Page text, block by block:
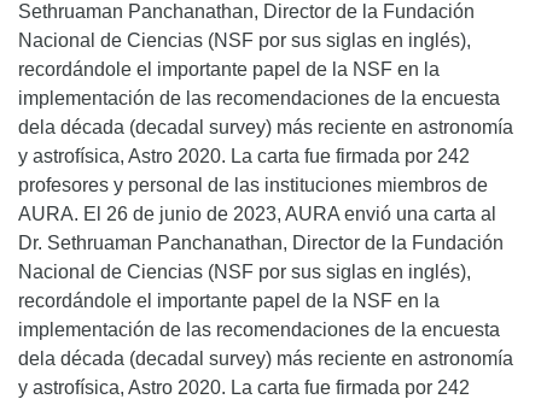
Sethruaman Panchanathan, Director de la Fundación
Nacional de Ciencias (NSF por sus siglas en inglés),
recordándole el importante papel de la NSF en la
implementación de las recomendaciones de la encuesta
dela década (decadal survey) más reciente en astronomía
y astrofísica, Astro 2020. La carta fue firmada por 242
profesores y personal de las instituciones miembros de
AURA. El 26 de junio de 2023, AURA envió una carta al
Dr. Sethruaman Panchanathan, Director de la Fundación
Nacional de Ciencias (NSF por sus siglas en inglés),
recordándole el importante papel de la NSF en la
implementación de las recomendaciones de la encuesta
dela década (decadal survey) más reciente en astronomía
y astrofísica, Astro 2020. La carta fue firmada por 242